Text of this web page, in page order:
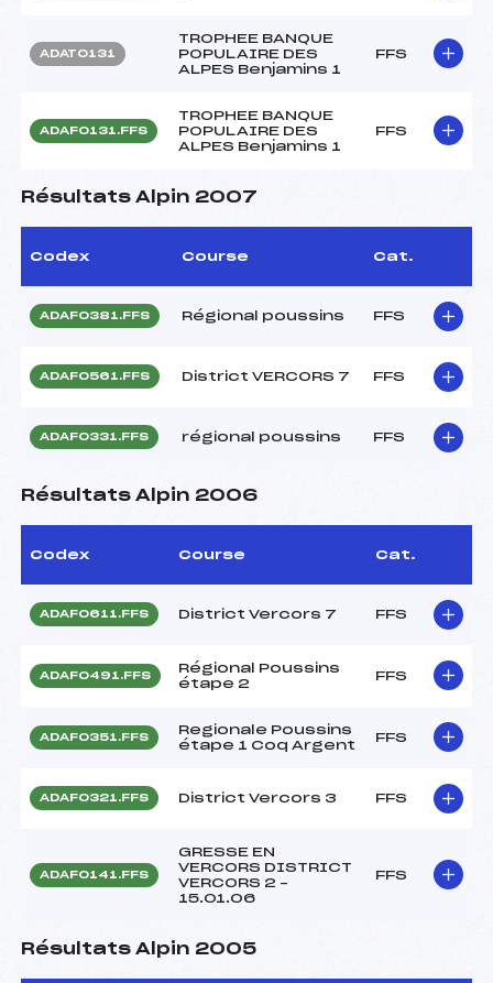
ADAT0131
TROPHEE BANQUE
POPULAIRE DES
ALPES Benjamins 1
FFS
ADAF0131.FFS
TROPHEE BANQUE
POPULAIRE DES
ALPES Benjamins 1
FFS
Résultats Alpin 2007
Codex Course Cat.
ADAF0381.FFS Régional poussins FFS
ADAF0561.FFS District VERCORS 7 FFS
ADAF0331.FFS régional poussins FFS
Résultats Alpin 2006
Codex Course Cat.
ADAF0611.FFS District Vercors 7 FFS
ADAF0491.FFS
Régional Poussins
étape 2
FFS
ADAF0351.FFS
Regionale Poussins
étape 1 Coq Argent
FFS
ADAF0321.FFS District Vercors 3 FFS
ADAF0141.FFS
GRESSE EN
VERCORS DISTRICT
VERCORS 2 –
15.01.06
FFS
Résultats Alpin 2005